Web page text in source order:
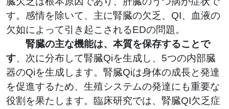
す。感情を除いて、主に腎臓の欠乏、QI、血液の
欠如によって引き起こされるEDの問題。
腎臓の主な機能は、本質を保存することで
す、次に分布して腎臓Qiを生成し、5つの内部臓
器のQiを生成します。腎臓Qiは身体の成長と発達
を促進するため、生殖システムの発達にも重要な
役割を果たします。臨床研究では、腎臓QI欠乏症